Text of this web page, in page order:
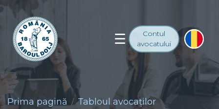
Contul
avocatului
Prima pagină
Tabloul avocaţilor